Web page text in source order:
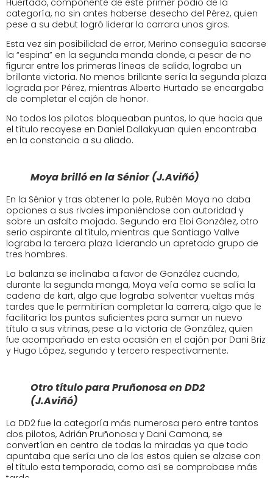
categoría, no sin antes haberse desecho del Pérez, quien
pese a su debut logró liderar la carrara unos giros.
Esta vez sin posibilidad de error, Merino conseguía sacarse
la “espina” en la segunda manda donde, a pesar de no
figurar entre los primeras líneas de salida, lograba un
brillante victoria. No menos brillante sería la segunda plaza
lograda por Pérez, mientras Alberto Hurtado se encargaba
de completar el cajón de honor.
No todos los pilotos bloqueaban puntos, lo que hacia que
el título recayese en Daniel Dallakyuan quien encontraba
en la constancia a su aliado.
Moya brilló en la Sénior (J.Aviñó)
En la Sénior y tras obtener la pole, Rubén Moya no daba
opciones a sus rivales imponiéndose con autoridad y
sobre un asfalto mojado. Segundo era Eloi González, otro
serio aspirante al título, mientras que Santiago Vallve
lograba la tercera plaza liderando un apretado grupo de
tres hombres.
La balanza se inclinaba a favor de González cuando,
durante la segunda manga, Moya veía como se salía la
cadena de kart, algo que lograba solventar vueltas más
tardes que le permitirían completar la carrera, algo que le
facilitaría los puntos suficientes para sumar un nuevo
título a sus vitrinas, pese a la victoria de González, quien
fue acompañado en esta ocasión en el cajón por Dani Briz
y Hugo López, segundo y tercero respectivamente.
Otro título para Pruñonosa en DD2
(J.Aviñó)
La DD2 fue la categoría más numerosa pero entre tantos
dos pilotos, Adrián Pruñonosa y Dani Camona, se
convertían en centro de todas la miradas ya que todo
apuntaba que sería uno de los estos quien se alzase con
el título esta temporada, como así se comprobase más